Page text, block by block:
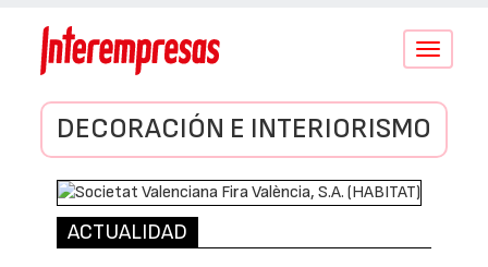
Conmutar
DECORACIÓN E INTERIORISMO
ACTUALIDAD